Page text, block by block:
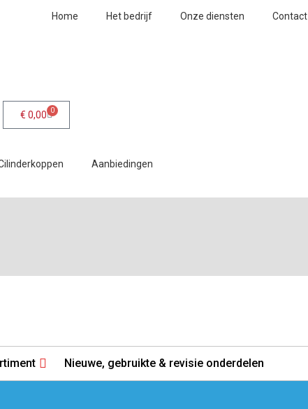
Home Het bedrijf Onze diensten Contact
€ 0,00 0
Aanbiedingen
Nieuwe, gebruikte & revisie onderdelen